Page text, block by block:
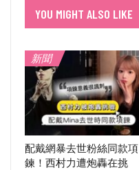
YOU MIGHT ALSO LIKE
新聞
配戴網暴去世粉絲同款項
鍊！西村力遭炮轟在挑